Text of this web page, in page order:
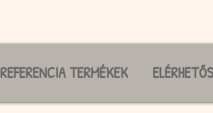
REFERENCIA TERMÉKEK